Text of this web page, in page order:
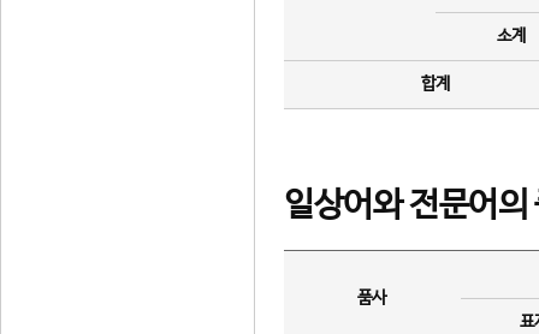
소계
합계
일상어와 전문어의
품사
표